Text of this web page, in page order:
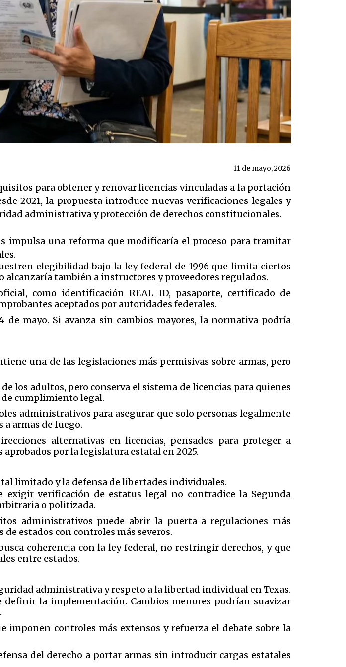
11 de mayo, 2026
para obtener y renovar licencias vinculadas a la portación
2021, la propuesta introduce nuevas verificaciones legales y
administrativa y protección de derechos constitucionales.
impulsa una reforma que modificaría el proceso para tramitar
elegibilidad bajo la ley federal de 1996 que limita ciertos
también a instructores y proveedores regulados.
como identificación REAL ID, pasaporte, certificado de
aceptados por autoridades federales.
mayo. Si avanza sin cambios mayores, la normativa podría
una de las legislaciones más permisivas sobre armas, pero
los adultos, pero conserva el sistema de licencias para quienes
cumplimiento legal.
administrativos para asegurar que solo personas legalmente
armas de fuego.
alternativas en licencias, pensados para proteger a
por la legislatura estatal en 2025.
limitado y la defensa de libertades individuales.
exigir verificación de estatus legal no contradice la Segunda
o politizada.
administrativos puede abrir la puerta a regulaciones más
estados con controles más severos.
coherencia con la ley federal, no restringir derechos, y que
entre estados.
administrativa y respeto a la libertad individual en Texas.
definir la implementación. Cambios menores podrían suavizar
controles más extensos y refuerza el debate sobre la
del derecho a portar armas sin introducir cargas estatales